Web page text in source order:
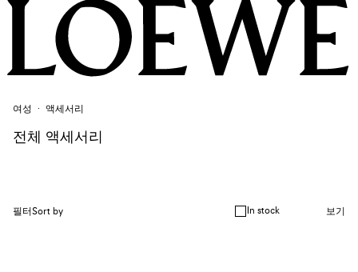
여성 액세서리
전체 액세서리
필터Sort by In stock 보기